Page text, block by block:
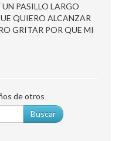
PASILLO LARGO
QUIERO ALCANZAR
GRITAR POR QUE MI
de otros
Buscar